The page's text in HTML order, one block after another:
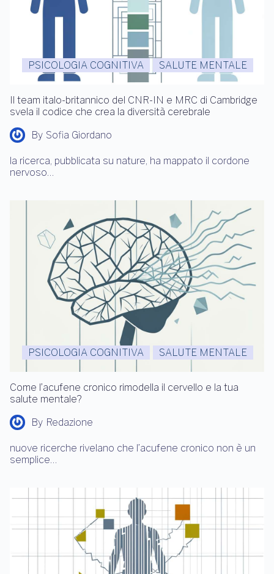
PSICOLOGIA COGNITIVA SALUTE MENTALE
Il team italo-britannico del CNR-IN e MRC di Cambridge
svela il codice che crea la diversità cerebrale
By Sofia Giordano
la ricerca, pubblicata su nature, ha mappato il cordone
nervoso…
PSICOLOGIA COGNITIVA SALUTE MENTALE
Come l’acufene cronico rimodella il cervello e la tua
salute mentale?
By Redazione
nuove ricerche rivelano che l’acufene cronico non è un
semplice…